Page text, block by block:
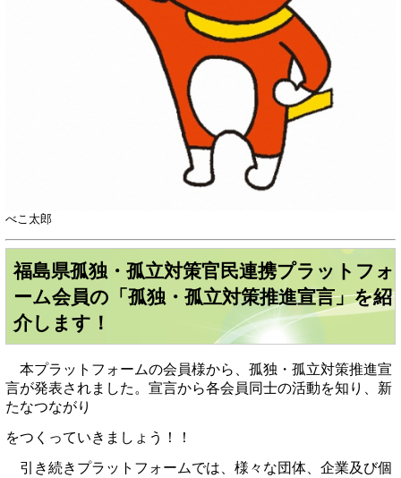
べこ太郎
福島県孤独・孤立対策官民連携プラットフォ
ーム会員の「孤独・孤立対策推進宣言」を紹
介します！
本プラットフォームの会員様から、孤独・孤立対策推進宣
言が発表されました。宣言から各会員同士の活動を知り、新
たなつながり
をつくっていきましょう！！
引き続きプラットフォームでは、様々な団体、企業及び個